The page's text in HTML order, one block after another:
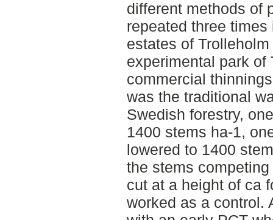
different methods of
repeated three
estates of
experimental park of
commercial
was the traditional
Swedish forestry,
1400 stems ha-1,
lowered to 1400
the stems
cut at a height of ca
worked as a control.